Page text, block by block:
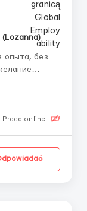
(Lozanna)
опыта, без
процесс:
ордера,
Praca online